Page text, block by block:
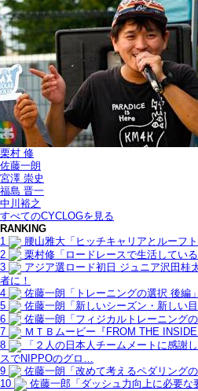
栗村 修
佐藤一朗
宮澤 崇史
福島 晋一
中川裕之
すべてのCYCLOGを見る
RANKING
1
腰山雅大「ヒッチキャリアとルーフ
2
栗村修「ロードレースで生活している
3
アジア選ロード初日 ジュニア沢田桂
者に！
4
佐藤一朗「トレーニングの選択 後編」
5
佐藤一朗「新しいシーズン・新しい
6
佐藤一朗「フィジカルトレーニングの
7
ＭＴＢムービー『FROM THE
8
「２人の日本人チームメートに感謝
スでNIPPOのグロ…
9
佐藤一朗「改めて考えるペダリングの
10
佐藤一郎「ダッシュ力向上に必要な